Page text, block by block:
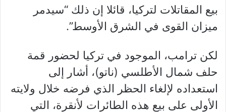
بيع المقاتلات لتركيا، قائلا إن ذلك “سيدمر
ميزان القوى في الشرق الأوسط”.
لكن ترامب، الموجود في تركيا لحضور قمة
حلف شمال الأطلسي (ناتو)، أشار إلى
استعداده لإلغاء الحظر الذي فرضه خلال ولايته
الأولى على بيع هذه الطائرات لأنقرة، التي